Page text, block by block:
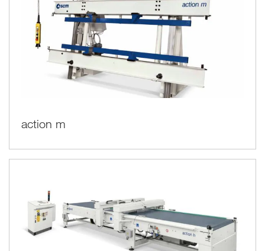
action m